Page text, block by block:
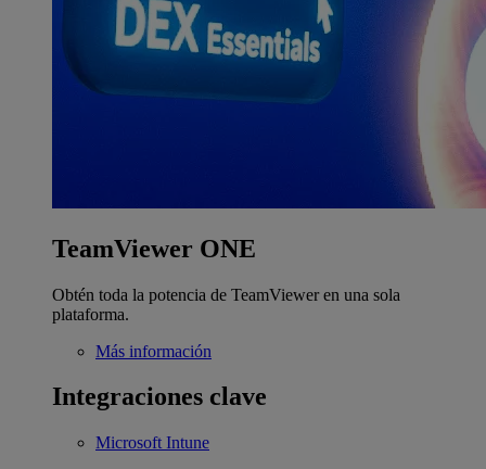
TeamViewer ONE
Obtén toda la potencia de TeamViewer en una sola
plataforma.
Más información
Integraciones clave
Microsoft Intune